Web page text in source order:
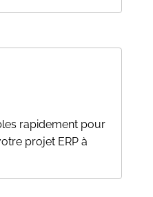
rapidement pour
projet ERP à